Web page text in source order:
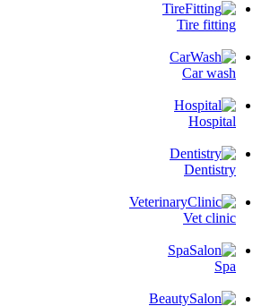
Tire fitting
Car wash
Hospital
Dentistry
Vet clinic
Spa